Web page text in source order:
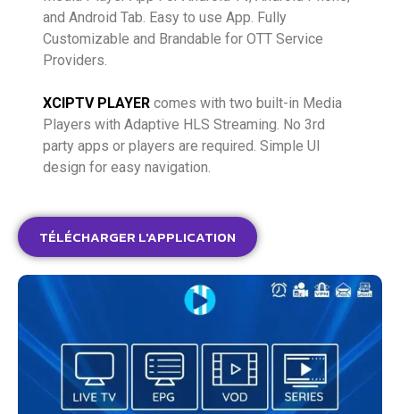
and Android Tab. Easy to use App. Fully
Customizable and Brandable for OTT Service
Providers.
XCIPTV PLAYER comes with two built-in Media
Players with Adaptive HLS Streaming. No 3rd
party apps or players are required. Simple UI
design for easy navigation.
TÉLÉCHARGER L'APPLICATION